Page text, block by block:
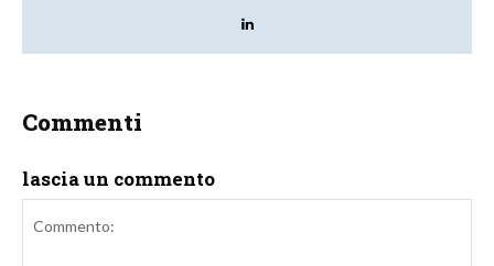
Commenti
lascia un commento